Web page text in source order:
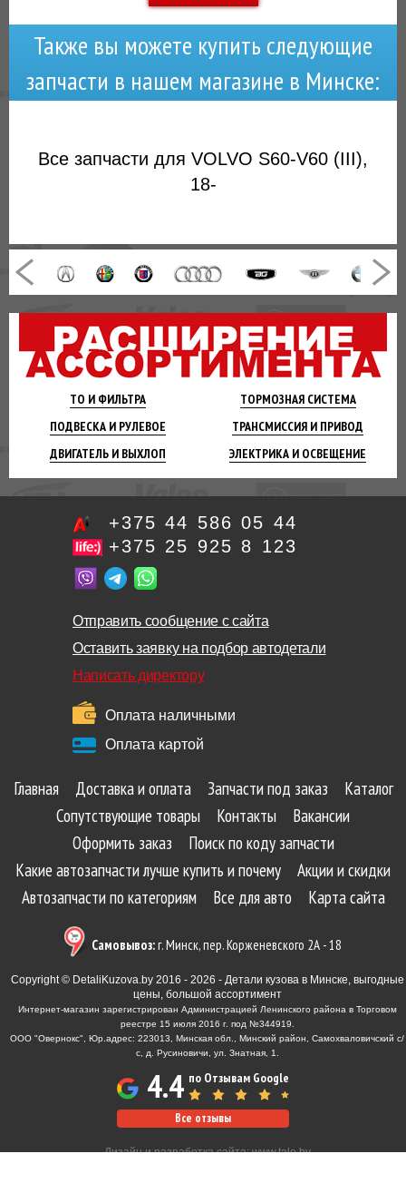
ТО И ФИЛЬТРА ТОРМОЗНАЯСИСТЕМА
ПОДВЕСКА И РУЛЕВОЕ ТРАНСМИССИЯ И ПРИВОД
ДВИГАТЕЛЬ И ВЫХЛОП ЭЛЕКТРИКА И ОСВЕЩЕНИЕ
Также вы можете купить следующие
запчасти в нашем магазине в Минске:
Все запчасти для VOLVO S60-V60 (III),
18-
+375 44 586 05 44
+375 25 925 8 123
Отправить сообщение с сайта
Оставить заявку на подбор автодетали
Написать директору
Оплата наличными
Оплата картой
Главная Доставка и оплата Запчасти под заказ
Каталог
Сопутствующие товары
Контакты
Вакансии
Оформить заказ
Поиск по коду запчасти
Какие автозапчасти лучше купить и почему
Акции и скидки
Автозапчасти по категориям
Все для авто Карта сайта
Самовывоз:г. Минск, пер. Корженевского 2А - 18
Copyright © DetaliKuzova.by 2016 - 2026 - Детали кузова в Минске, выгодные
цены, большой ассортимент
Интернет-магазин зарегистрирован Администрацией Ленинского района в Торговом
реестре 15 июля 2016 г. под №344919.
ООО "Овернокс", Юр.адрес: 223013, Минская обл., Минский район, Самохваловичский с/
с, д. Русиновичи, ул. Знатная, 1.
4.4 по Отзывам Google
Все отзывы
Дизайн и разработка сайта:www.tale.by